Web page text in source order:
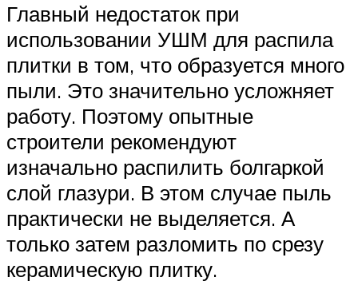
Главный недостаток при
использовании УШМ для распила
плитки в том, что образуется много
пыли. Это значительно усложняет
работу. Поэтому опытные
строители рекомендуют
изначально распилить болгаркой
слой глазури. В этом случае пыль
практически не выделяется. А
только затем разломить по срезу
керамическую плитку.